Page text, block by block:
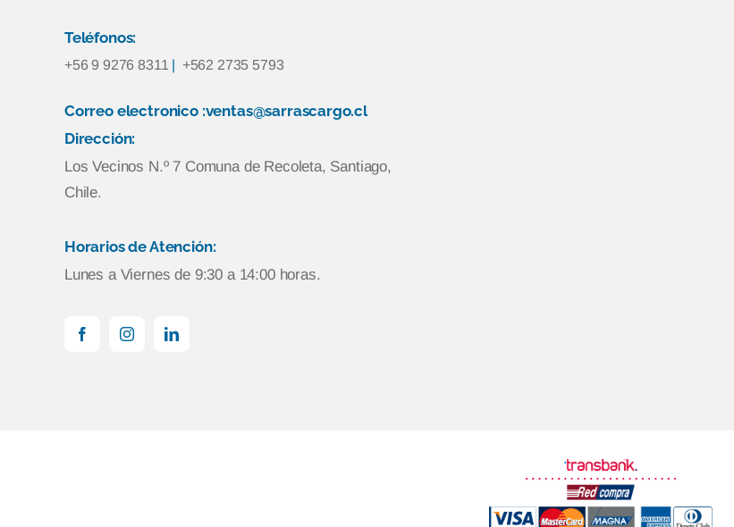
Teléfonos:
+56 9 9276 8311 | +562 2735 5793
Correo electronico :ventas@sarrascargo.cl
Dirección:
Los Vecinos N.º 7 Comuna de Recoleta, Santiago,
Chile.
Horarios de Atención:
Lunes a Viernes de 9:30 a 14:00 horas.